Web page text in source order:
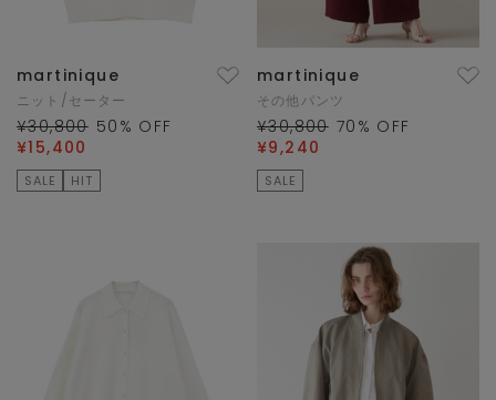
martinique
ニット/セーター
¥30,800 50 % OFF
¥15,400
SALE HIT
martinique
その他パンツ
¥30,800 70 % OFF
¥9,240
SALE